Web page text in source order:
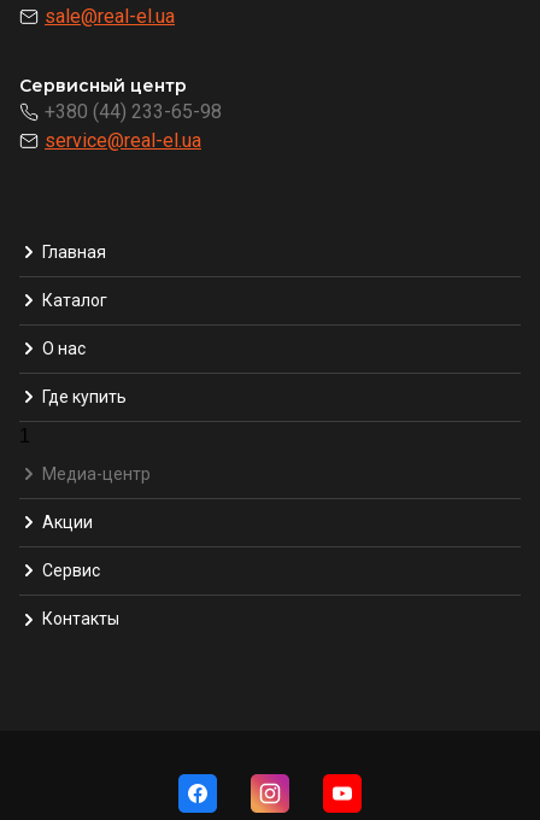
sale@real-el.ua
Сервисный центр
+380 (44) 233-65-98
service@real-el.ua
Главная
Каталог
О нас
Где купить
1
Медиа-центр
Акции
Сервис
Контакты